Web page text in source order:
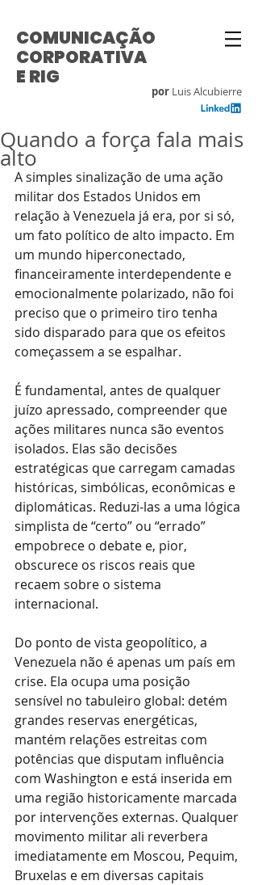
por Luis Alcubierre
COMUNICAÇÃO
CORPORATIVA
E RIG
Quando a força fala mais
alto
A simples sinalização de uma ação
militar dos Estados Unidos em
relação à Venezuela já era, por si só,
um fato político de alto impacto. Em
um mundo hiperconectado,
financeiramente interdependente e
emocionalmente polarizado, não foi
preciso que o primeiro tiro tenha
sido disparado para que os efeitos
começassem a se espalhar.
É fundamental, antes de qualquer
juízo apressado, compreender que
ações militares nunca são eventos
isolados. Elas são decisões
estratégicas que carregam camadas
históricas, simbólicas, econômicas e
diplomáticas. Reduzi-las a uma lógica
simplista de “certo” ou “errado”
empobrece o debate e, pior,
obscurece os riscos reais que
recaem sobre o sistema
internacional.
Do ponto de vista geopolítico, a
Venezuela não é apenas um país em
crise. Ela ocupa uma posição
sensível no tabuleiro global: detém
grandes reservas energéticas,
mantém relações estreitas com
potências que disputam influência
com Washington e está inserida em
uma região historicamente marcada
por intervenções externas. Qualquer
movimento militar ali reverbera
imediatamente em Moscou, Pequim,
Bruxelas e em diversas capitais